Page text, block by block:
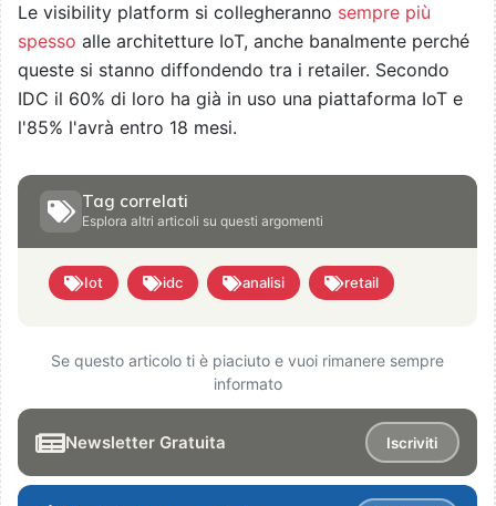
Le visibility platform si collegheranno sempre più
spesso alle architetture IoT, anche banalmente perché
queste si stanno diffondendo tra i retailer. Secondo
IDC il 60% di loro ha già in uso una piattaforma IoT e
l'85% l'avrà entro 18 mesi.
Tag correlati
Esplora altri articoli su questi argomenti
Iot idc analisi retail
Se questo articolo ti è piaciuto e vuoi rimanere sempre
informato
Newsletter Gratuita Iscriviti